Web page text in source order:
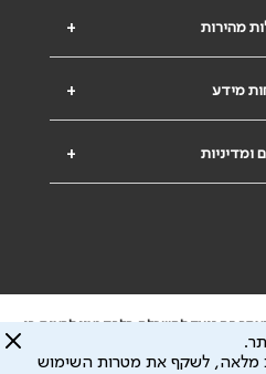
+ מהירות
+ מידע
+ ומדיניות
זה נועד להשכלה בלבד ואין לראות בו
לתוכן המתפרסם באתר זה ולכל נזק
להיגרם.
מלאה, לשקף את מטרות השימוש